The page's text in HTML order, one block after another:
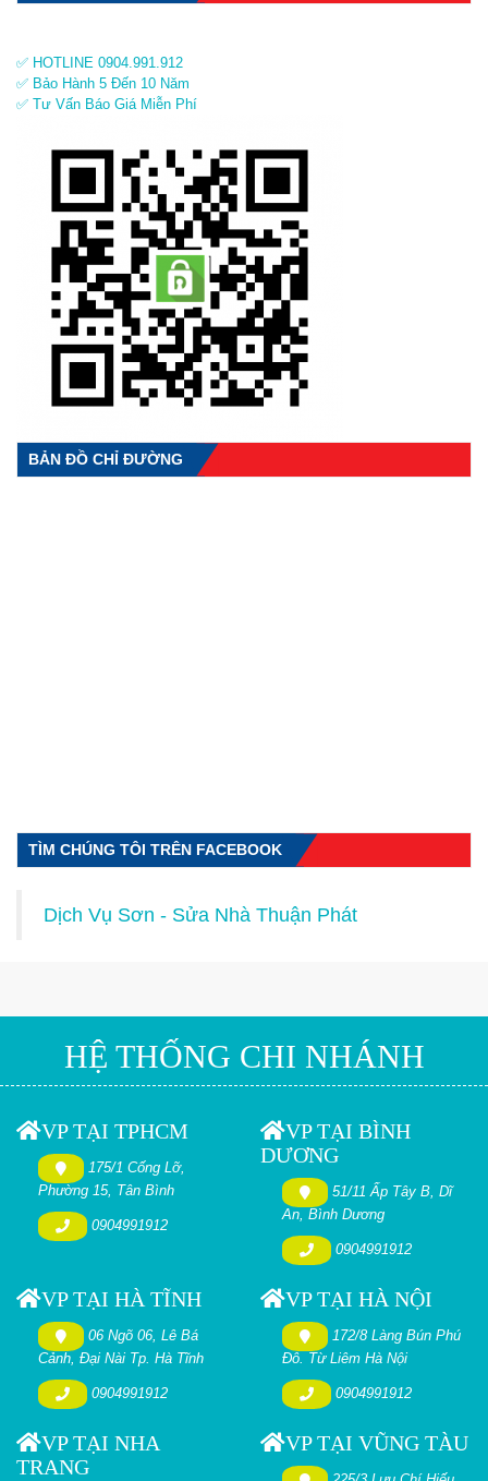
✅ HOTLINE 0904.991.912
✅ Bảo Hành 5 Đến 10 Năm
✅ Tư Vấn Báo Giá Miễn Phí
BẢN ĐỒ CHỈ ĐƯỜNG
TÌM CHÚNG TÔI TRÊN FACEBOOK
Dịch Vụ Sơn - Sửa Nhà Thuận Phát
HỆ THỐNG CHI NHÁNH
VP TẠI TPHCM
175/1 Cống Lỡ,
Phường 15, Tân Bình
0904991912
VP TẠI BÌNH
DƯƠNG
51/11 Ấp Tây B, Dĩ
An, Bình Dương
0904991912
VP TẠI HÀ TĨNH
06 Ngõ 06, Lê Bá
Cảnh, Đại Nài Tp. Hà Tĩnh
0904991912
VP TẠI HÀ NỘI
172/8 Làng Bún Phú
Đô. Từ Liêm Hà Nội
0904991912
VP TẠI NHA
TRANG
VP TẠI VŨNG TÀU